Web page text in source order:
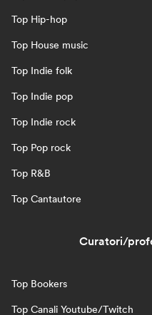
Top Hip-hop
Top House music
Top Indie folk
Top Indie pop
Top Indie rock
Top Pop rock
Top R&B
Top Cantautore
Curatori/
Top Bookers
Top Canali Youtube/Twitch